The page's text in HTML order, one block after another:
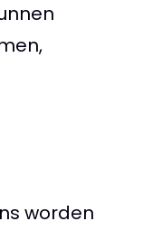
worden